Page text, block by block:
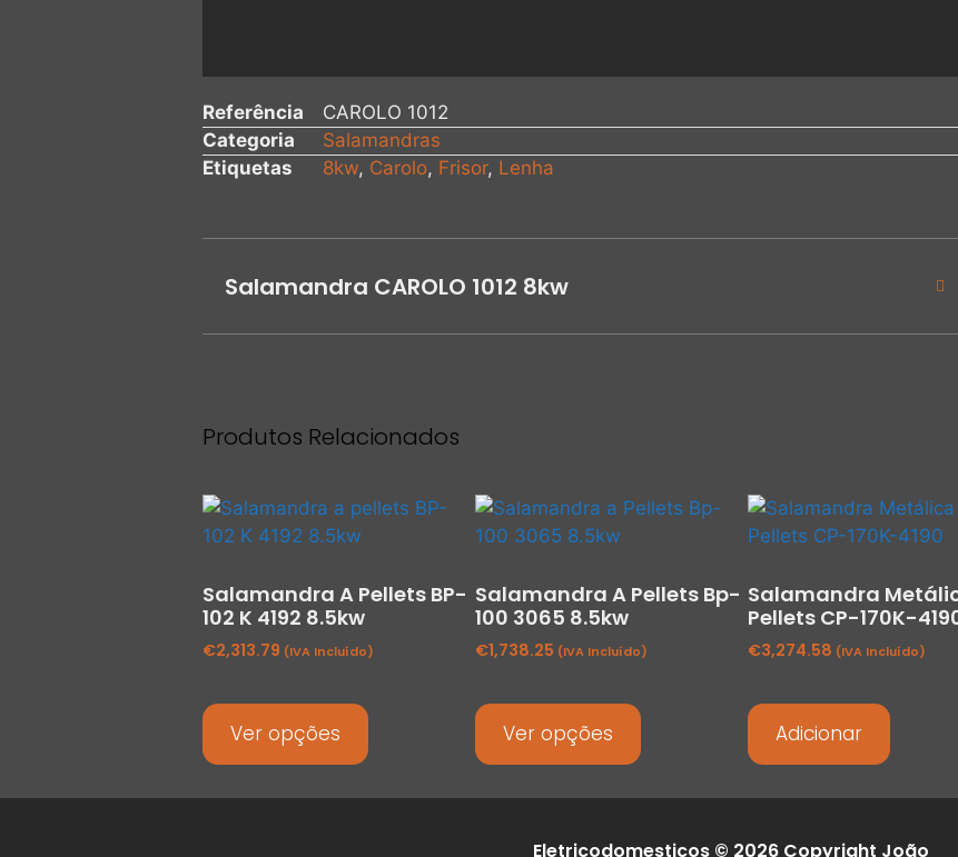
Referência
CAROLO 1012
Categoria
Salamandras
Etiquetas
8kw, Carolo, Frisor, Lenha
Salamandra CAROLO 1012 8kw
Produtos Relacionados
Salamandra A Pellets BP-
102 K 4192 8.5kw
€2,313.79 (IVA Incluído)
Ver opções
Salamandra A Pellets Bp-
100 3065 8.5kw
€1,738.25 (IVA Incluído)
Ver opções
Salamandra
Pellets CP-170K-
€3,274.58 (IVA Incluído)
Adicionar
Eletricodomesticos © 2026 Copyright João